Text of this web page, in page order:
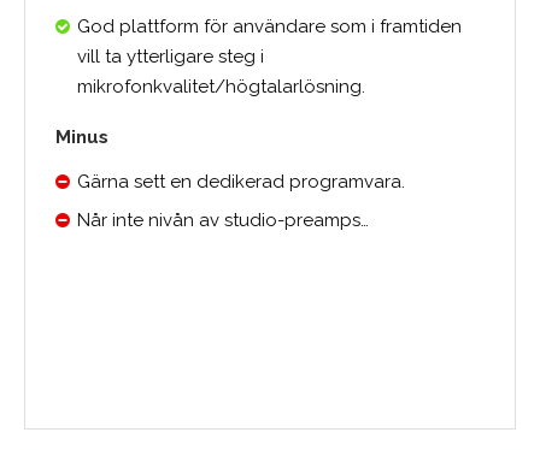
God plattform för användare som i framtiden
vill ta ytterligare steg i
mikrofonkvalitet/högtalarlösning.
Minus
Gärna sett en dedikerad programvara.
Når inte nivån av studio-preamps…